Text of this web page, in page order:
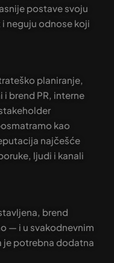
postave svoju
neguju odnose koji
planiranje,
brend PR, interne
kao
najčešće
ljudi i kanali
brend
— i u svakodnevnim
je potrebna dodatna